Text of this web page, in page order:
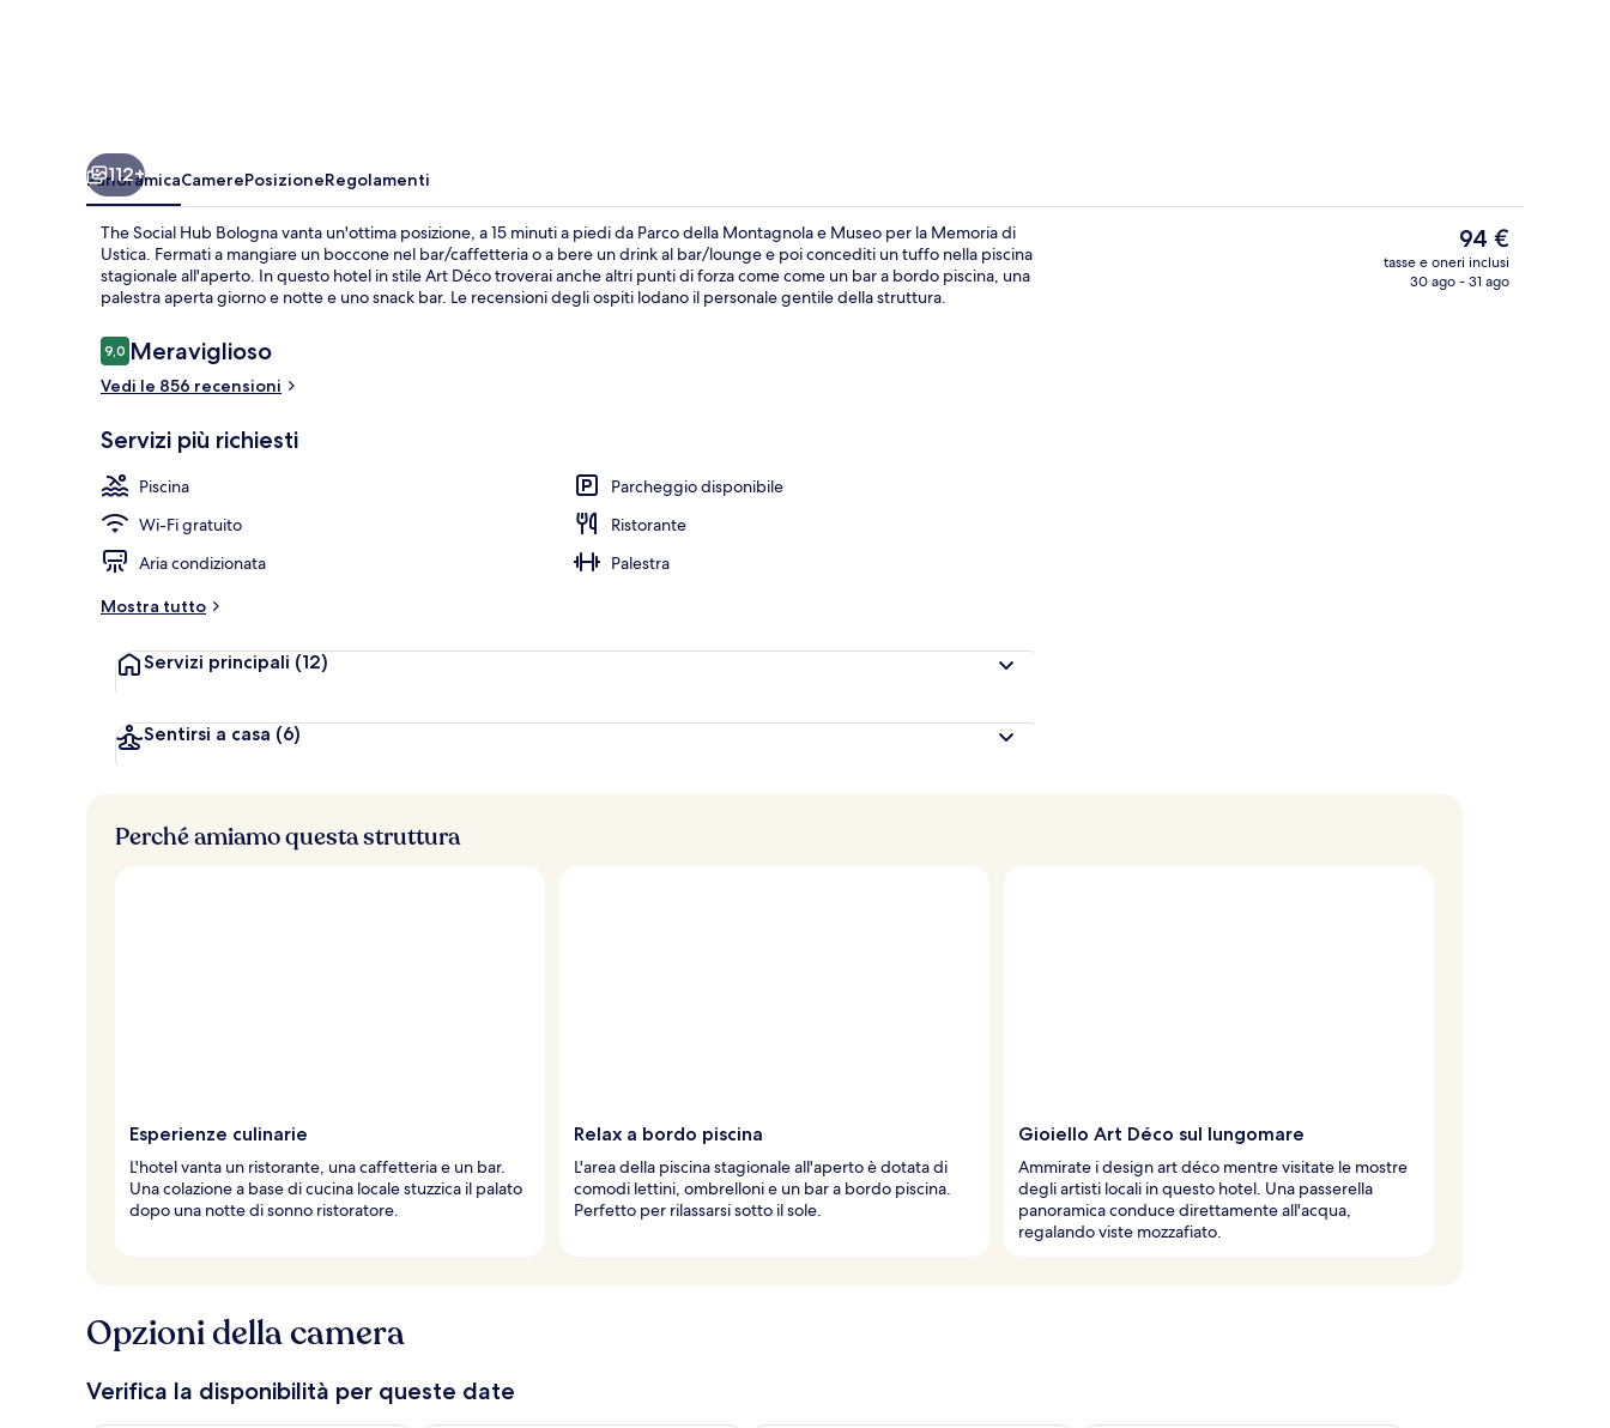
112+
PanoramicaCamerePosizioneRegolamenti
The Social Hub Bologna vanta un'ottima posizione, a 15 minuti a piedi da Parco della Montagnola e Museo per la Memoria di
Ustica. Fermati a mangiare un boccone nel bar/caffetteria o a bere un drink al bar/lounge e poi concediti un tuffo nella piscina
stagionale all'aperto. In questo hotel in stile Art Déco troverai anche altri punti di forza come come un bar a bordo piscina, una
palestra aperta giorno e notte e uno snack bar. Le recensioni degli ospiti lodano il personale gentile della struttura.
Recensioni
9,09,0 su 10
Meraviglioso
Vedi le 856 recensioni
Servizi più richiesti
Piscina
Parcheggio disponibile
Wi-Fi gratuito
Ristorante
Aria condizionata
Palestra
Mostra tutto
Servizi principali (12)
Sentirsi a casa (6)
Il
prezzo
attuale
94 €
tasse e oneri inclusi
30 ago - 31 ago
Perché amiamo questa struttura
Esperienze culinarie
L'hotel vanta un ristorante, una caffetteria e un bar.
Una colazione a base di cucina locale stuzzica il palato
dopo una notte di sonno ristoratore.
Relax a bordo piscina
L'area della piscina stagionale all'aperto è dotata di
comodi lettini, ombrelloni e un bar a bordo piscina.
Perfetto per rilassarsi sotto il sole.
Gioiello Art Déco sul lungomare
Ammirate i design art déco mentre visitate le mostre
degli artisti locali in questo hotel. Una passerella
panoramica conduce direttamente all'acqua,
regalando viste mozzafiato.
Opzioni della camera
Verifica la disponibilità per queste date